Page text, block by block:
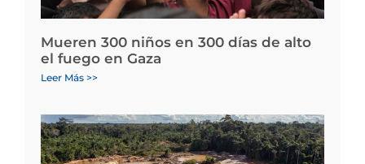
Mueren 300 niños en 300 días de alto
el fuego en Gaza
Leer Más >>